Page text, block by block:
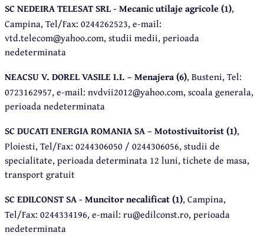
SC NEDEIRA TELESAT SRL - Mecanic utilaje agricole (1),
Campina, Tel/Fax: 0244262523, e-mail:
vtd.telecom@yahoo.com, studii medii, perioada
nedeterminata
NEACSU V. DOREL VASILE I.I. – Menajera (6), Busteni, Tel:
0723162957, e-mail: nvdvii2012@yahoo.com, scoala generala,
perioada nedeterminata
SC DUCATI ENERGIA ROMANIA SA – Motostivuitorist (1),
Ploiesti, Tel/Fax: 0244306050 / 0244306056, studii de
specialitate, perioada determinata 12 luni, tichete de masa,
transport gratuit
SC EDILCONST SA - Muncitor necalificat (1), Campina,
Tel/Fax: 0244334196, e-mail: ru@edilconst.ro, perioada
nedeterminata